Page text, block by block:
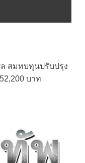
ล สมทบทุนปรับปรุง
บาท